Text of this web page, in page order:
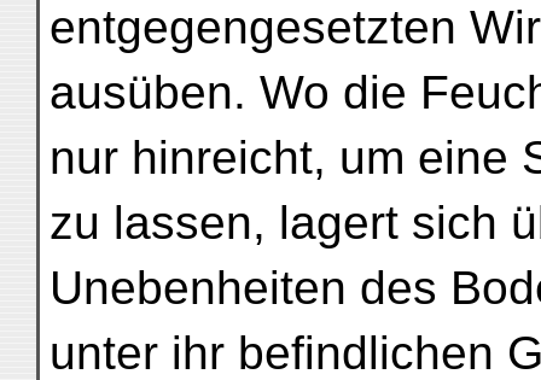
entgegengesetzten
ausüben. Wo die
nur hinreicht, um eine
zu lassen, lagert sich
Unebenheiten des
unter ihr befindlichen